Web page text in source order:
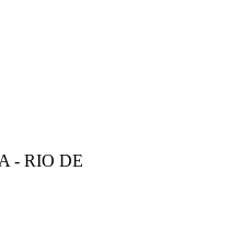
- RIO DE